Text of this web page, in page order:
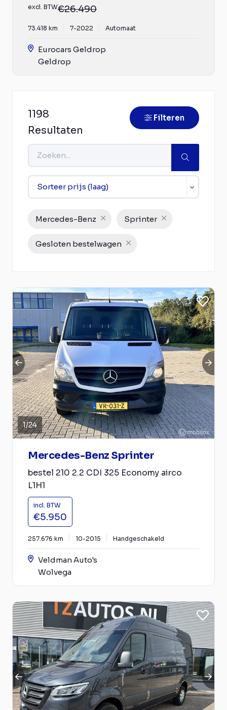
excl. BTW€26.490
73.418 km 7-2022 Automaat
Eurocars Geldrop
Geldrop
1198
Resultaten
Filteren
Mercedes-Benz Sprinter
Gesloten bestelwagen
1/24
Mercedes-Benz Sprinter
bestel 210 2.2 CDI 325 Economy airco
L1H1
incl. BTW
€5.950
257.676 km 10-2015 Handgeschakeld
Veldman Auto's
Wolvega